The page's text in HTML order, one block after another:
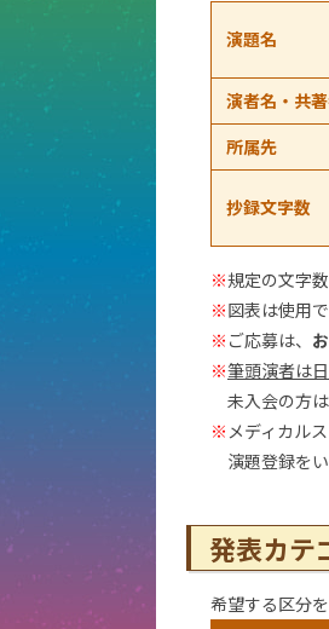
演題名
演者名・共
所属先
抄録文字数
※規定の文字
※図表は使用
※ ご応募は、
※筆頭演者は
未入会の方
※ メディカル
演題登録を
発表カテ
希望する区分